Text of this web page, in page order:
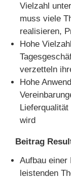
Vielzahl
muss viele
realisieren,
Hohe
verzetteln
Hohe
wird
Beitrag
Aufbau einer
leistenden